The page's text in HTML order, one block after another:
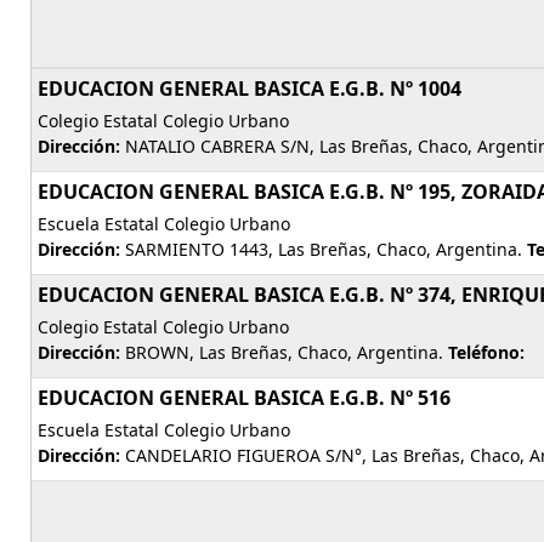
EDUCACION GENERAL BASICA E.G.B. Nº 1004
Colegio Estatal Colegio Urbano
Dirección: NATALIO CABRERA S/N, Las Breñas, Chaco,
EDUCACION GENERAL BASICA E.G.B. Nº 195,
Escuela Estatal Colegio Urbano
Dirección: SARMIENTO 1443, Las Breñas, Chaco, Argentina.
EDUCACION GENERAL BASICA E.G.B. Nº 374,
Colegio Estatal Colegio Urbano
Dirección: BROWN, Las Breñas, Chaco, Argentina. Teléfono:
EDUCACION GENERAL BASICA E.G.B. Nº 516
Escuela Estatal Colegio Urbano
Dirección: CANDELARIO FIGUEROA S/N°, Las Breñas, Chaco,